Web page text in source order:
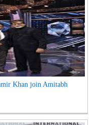
Khan join Amitabh